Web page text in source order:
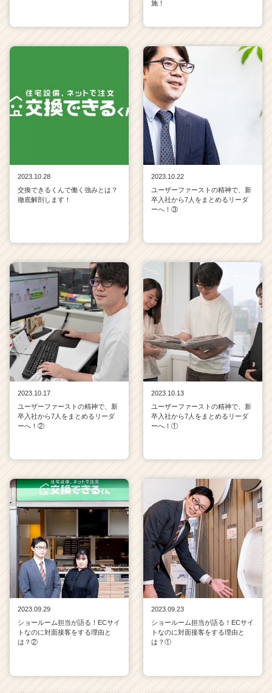
施！
2023.10.28
交換できるくんで働く強みとは？
徹底解剖します！
2023.10.22
ユーザーファーストの精神で、新
卒入社から7人をまとめるリーダ
ーへ！③
2023.10.17
ユーザーファーストの精神で、新
卒入社から7人をまとめるリーダ
ーへ！②
2023.10.13
ユーザーファーストの精神で、新
卒入社から7人をまとめるリーダ
ーへ！①
2023.09.29
ショールーム担当が語る！ECサイ
トなのに対面接客をする理由と
は？②
2023.09.23
ショールーム担当が語る！ECサイ
トなのに対面接客をする理由と
は？①